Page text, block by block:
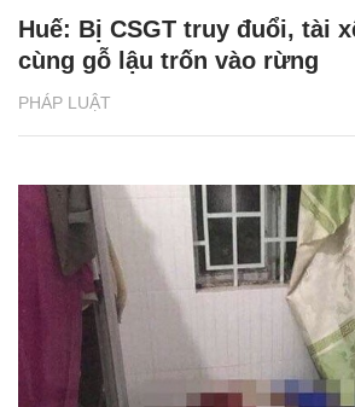
PHÁP LUẬT
Huế: Bị CSGT truy đuổi, tài
cùng gỗ lậu trốn vào rừng